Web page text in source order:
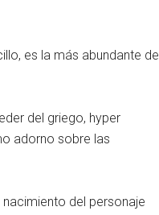
es la más abundante de
del griego, hyper
adorno sobre las
del personaje